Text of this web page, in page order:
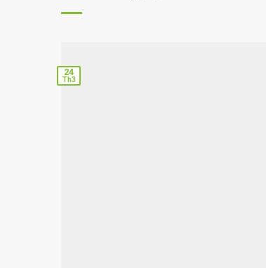
24
Th3